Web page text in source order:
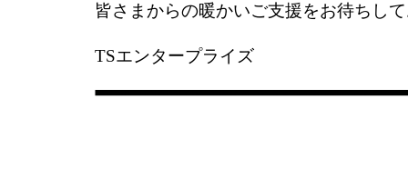
皆さまからの暖かいご支援をお待ちし
TSエンタープライズ